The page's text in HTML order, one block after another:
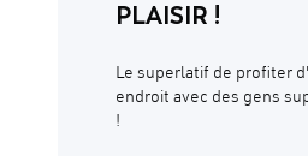
PLAISIR !
Le superlatif de profiter
endroit avec des gens
!